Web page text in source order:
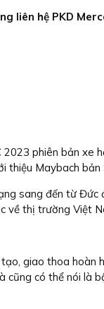
liên hệ PKD
phiên bản xe
thiệu Maybach
sang đến từ
về thị trường Việt
giao thoa
cũng có thể nói là